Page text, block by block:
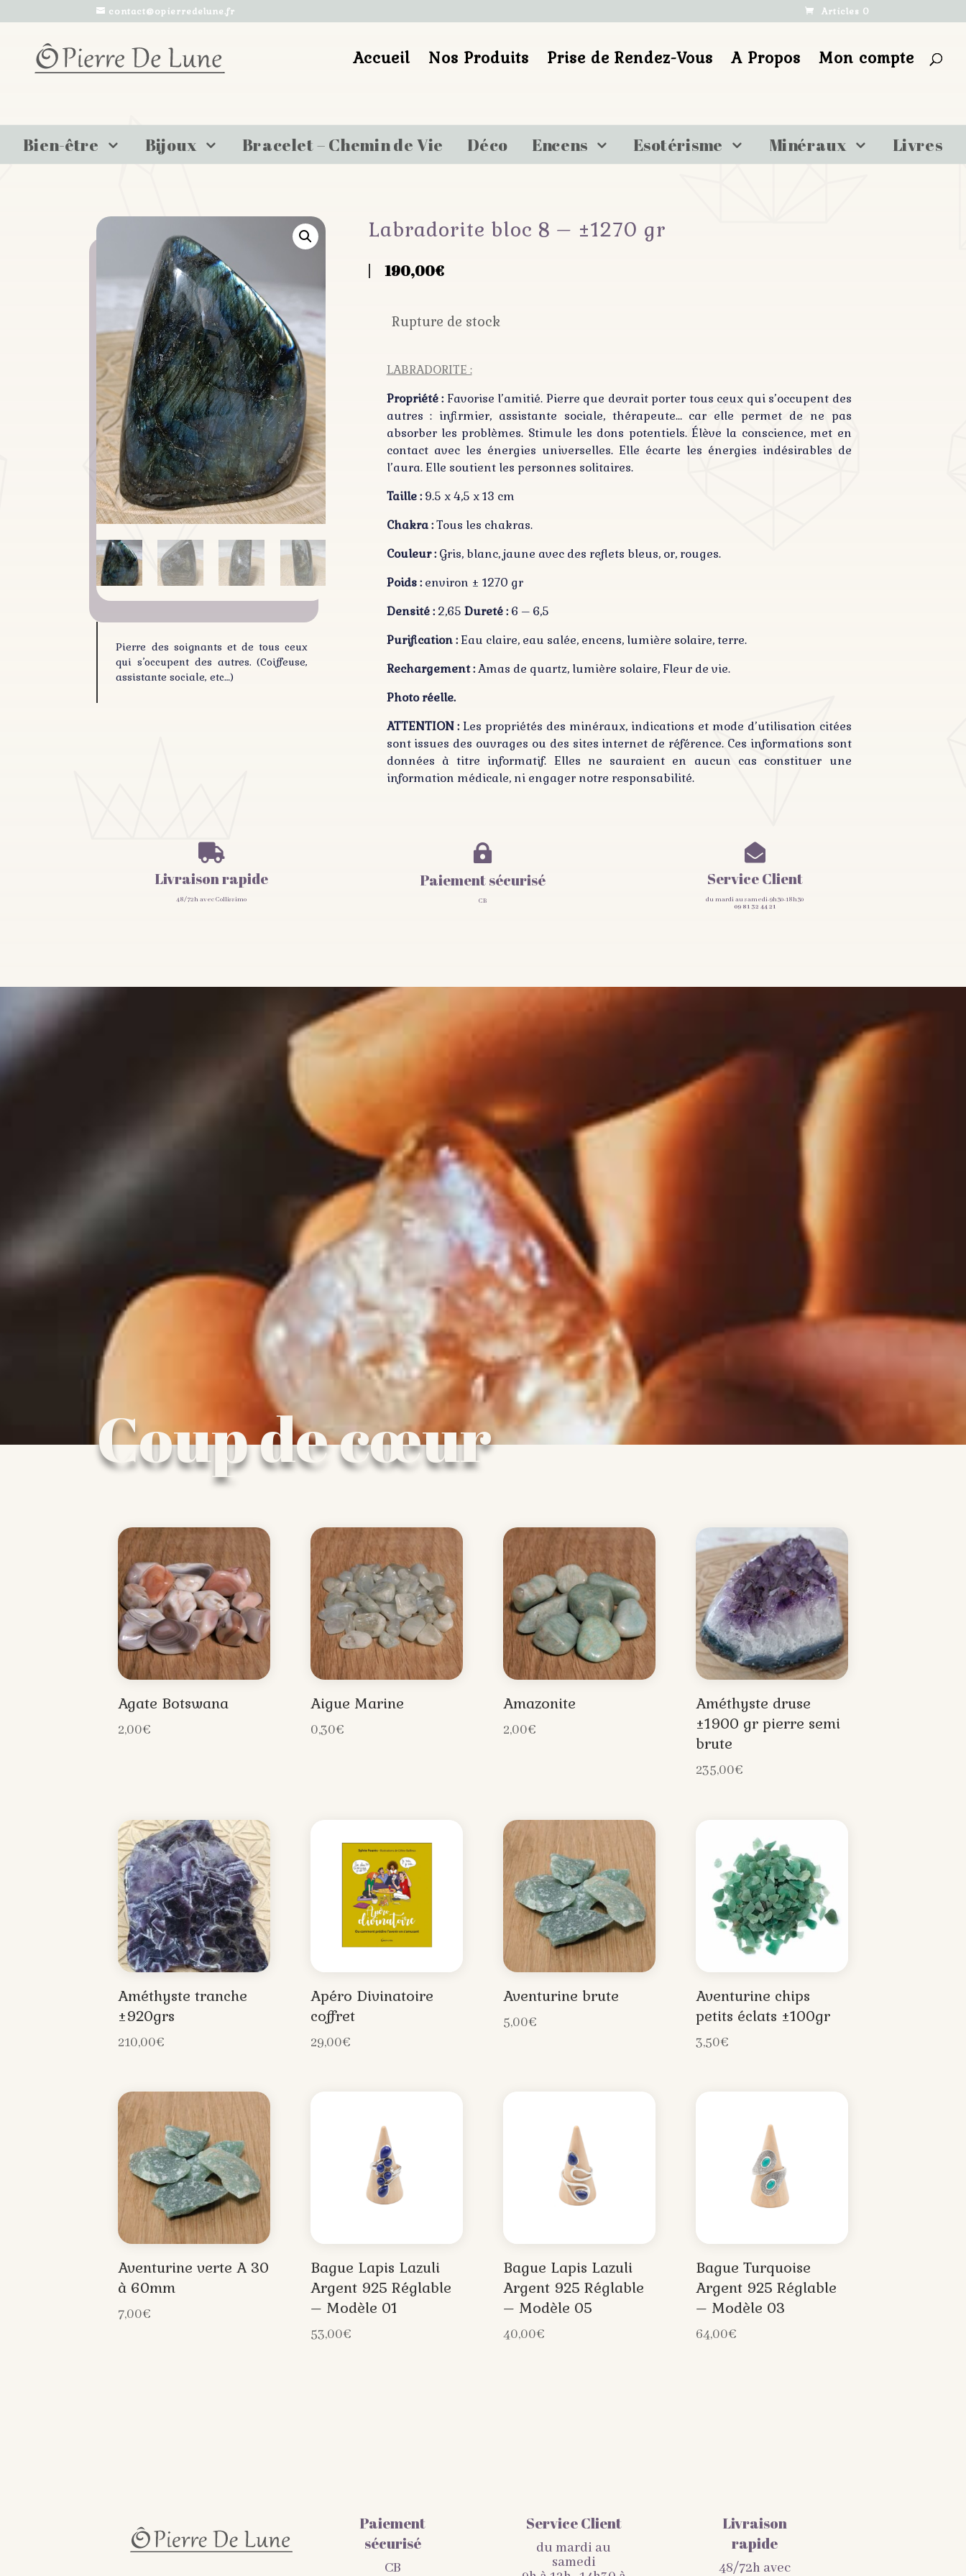
contact@opierredelune.fr Articles 0
Accueil Nos Produits Prise de Rendez-Vous A Propos Mon compte
Bien-être Bijoux Bracelet – Chemin de Vie Déco Encens Esotérisme Minéraux Livres
Pierre des soignants et de tous ceux
qui s’occupent des autres. (Coiffeuse,
assistante sociale, etc…)
Labradorite bloc 8 – ±1270 gr
190,00€
Rupture de stock
LABRADORITE :
Propriété : Favorise l’amitié. Pierre que devrait porter tous ceux qui s’occupent des
autres : infirmier, assistante sociale, thérapeute… car elle permet de ne pas
absorber les problèmes. Stimule les dons potentiels. Élève la conscience, met en
contact avec les énergies universelles. Elle écarte les énergies indésirables de
l’aura. Elle soutient les personnes solitaires.
Taille :9.5 x 4,5 x 13 cm
Chakra :Tous les chakras.
Couleur :Gris, blanc, jaune avec des reflets bleus, or, rouges.
Poids :environ ± 1270 gr
Densité :2,65 Dureté :6 – 6,5
Purification :Eau claire, eau salée, encens, lumière solaire, terre.
Rechargement :Amas de quartz, lumière solaire, Fleur de vie.
Photo réelle.
ATTENTION : Les propriétés des minéraux, indications et mode d’utilisation citées
sont issues des ouvrages ou des sites internet de référence. Ces informations sont
données à titre informatif. Elles ne sauraient en aucun cas constituer une
information médicale, ni engager notre responsabilité.

Livraison rapide
48/72h avec Collissimo

Paiement sécurisé
CB

Service Client
du mardi au samedi-9h30-18h30
09 81 32 44 21
Coup de cœur
Agate Botswana
2,00€
Aigue Marine
0,30€
Amazonite
2,00€
Améthyste druse
±1900 gr pierre semi
brute
235,00€
Améthyste tranche
±920grs
210,00€
Apéro Divinatoire
coffret
29,00€
Aventurine brute
5,00€
Aventurine chips
petits éclats ±100gr
3,50€
Aventurine verte A 30
à 60mm
7,00€
Bague Lapis Lazuli
Argent 925 Réglable
– Modèle 01
53,00€
Bague Lapis Lazuli
Argent 925 Réglable
– Modèle 05
40,00€
Bague Turquoise
Argent 925 Réglable
– Modèle 03
64,00€
Paiement
sécurisé
CB
Service Client
du mardi au
samedi
Livraison
rapide
48/72h avec